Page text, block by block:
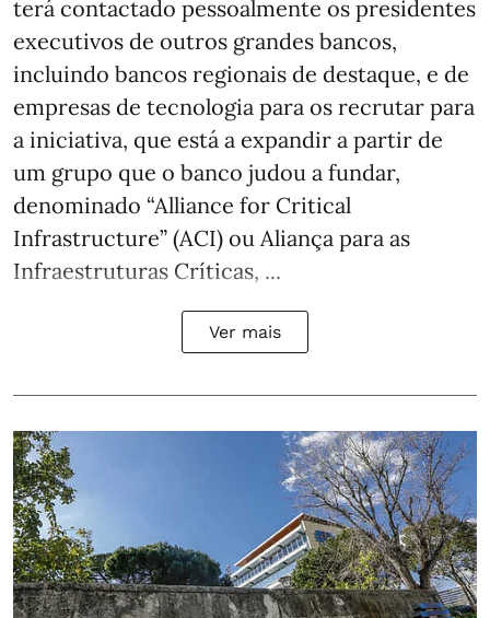
terá contactado pessoalmente os presidentes
executivos de outros grandes bancos,
incluindo bancos regionais de destaque, e de
empresas de tecnologia para os recrutar para
a iniciativa, que está a expandir a partir de
um grupo que o banco judou a fundar,
denominado “Alliance for Critical
Infrastructure” (ACI) ou Aliança para as
Infraestruturas Críticas, ...
Ver mais